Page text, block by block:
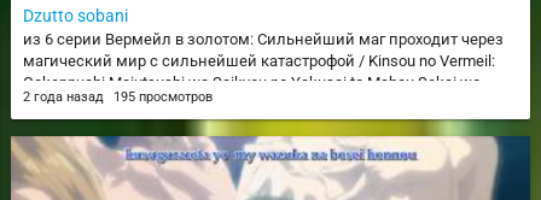
Dzutto sobani
из 6 серии Вермейл в золотом: Сильнейший маг проходит через
магический мир с сильнейшей катастрофой / Kinsou no Vermeil:
Gakeppuchi Majutsushi wa Saikyou no Yakusai to Mahou Sekai wo
Tsukisusumu
2 года назад 195 просмотров